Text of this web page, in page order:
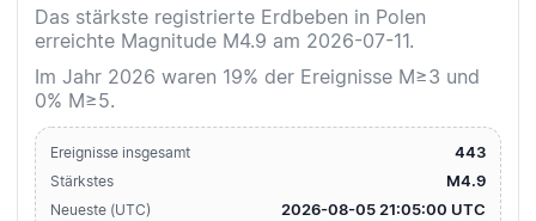
Das stärkste registrierte Erdbeben in Polen
erreichte Magnitude M4.9 am 2026-07-11.
Im Jahr 2026 waren 19% der Ereignisse M≥3 und
0% M≥5.
Ereignisse insgesamt 443
Stärkstes M4.9
Neueste (UTC) 2026-08-05 21:05:00 UTC